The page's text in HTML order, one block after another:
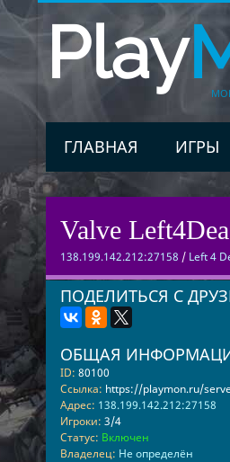
Play
ГЛАВНАЯ ИГРЫ
Valve
138.199.142.212:27158 / Left 4
ПОДЕЛИТЬСЯ С
ОБЩАЯ
ID: 80100
Ссылка: https://playmon.ru/
Адрес: 138.199.142.212:27158
Игроки: 3/4
Статус: Включен
Владелец: Не определён